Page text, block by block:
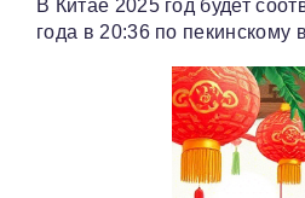
В Китае 2025 год будет
года в 20:36 по